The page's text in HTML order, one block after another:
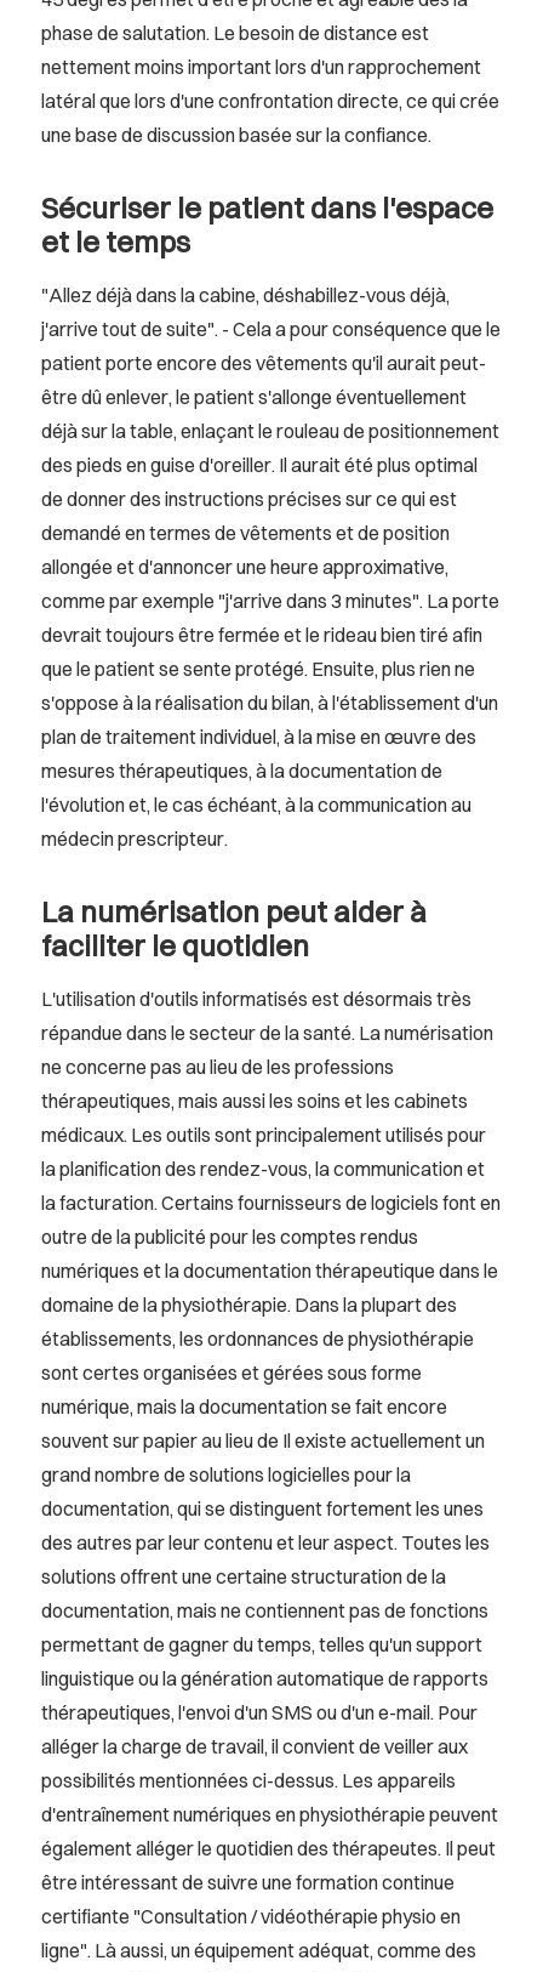
phase de salutation. Le besoin de distance est
nettement moins important lors d'un rapprochement
latéral que lors d'une confrontation directe, ce qui crée
une base de discussion basée sur la confiance.
Sécuriser le patient dans l'espace
et le temps
"Allez déjà dans la cabine, déshabillez-vous déjà,
j'arrive tout de suite". - Cela a pour conséquence que le
patient porte encore des vêtements qu'il aurait peut-
être dû enlever, le patient s'allonge éventuellement
déjà sur la table, enlaçant le rouleau de positionnement
des pieds en guise d'oreiller. Il aurait été plus optimal
de donner des instructions précises sur ce qui est
demandé en termes de vêtements et de position
allongée et d'annoncer une heure approximative,
comme par exemple "j'arrive dans 3 minutes". La porte
devrait toujours être fermée et le rideau bien tiré afin
que le patient se sente protégé. Ensuite, plus rien ne
s'oppose à la réalisation du bilan, à l'établissement d'un
plan de traitement individuel, à la mise en œuvre des
mesures thérapeutiques, à la documentation de
l'évolution et, le cas échéant, à la communication au
médecin prescripteur.
La numérisation peut aider à
faciliter le quotidien
L'utilisation d'outils informatisés est désormais très
répandue dans le secteur de la santé. La numérisation
ne concerne pas au lieu de les professions
thérapeutiques, mais aussi les soins et les cabinets
médicaux. Les outils sont principalement utilisés pour
la planification des rendez-vous, la communication et
la facturation. Certains fournisseurs de logiciels font en
outre de la publicité pour les comptes rendus
numériques et la documentation thérapeutique dans le
domaine de la physiothérapie. Dans la plupart des
établissements, les ordonnances de physiothérapie
sont certes organisées et gérées sous forme
numérique, mais la documentation se fait encore
souvent sur papier au lieu de Il existe actuellement un
grand nombre de solutions logicielles pour la
documentation, qui se distinguent fortement les unes
des autres par leur contenu et leur aspect. Toutes les
solutions offrent une certaine structuration de la
documentation, mais ne contiennent pas de fonctions
permettant de gagner du temps, telles qu'un support
linguistique ou la génération automatique de rapports
thérapeutiques, l'envoi d'un SMS ou d'un e-mail. Pour
alléger la charge de travail, il convient de veiller aux
possibilités mentionnées ci-dessus. Les appareils
d'entraînement numériques en physiothérapie peuvent
également alléger le quotidien des thérapeutes. Il peut
être intéressant de suivre une formation continue
certifiante "Consultation / vidéothérapie physio en
ligne". Là aussi, un équipement adéquat, comme des